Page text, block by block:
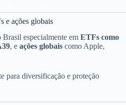
e ações globais
especialmente em ETFs como
, e ações globais como Apple,
para diversificação e proteção